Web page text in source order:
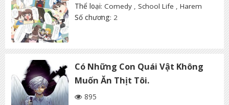
Thể loại: Comedy , School Life , Harem
Số chương: 2
Có Những Con Quái Vật Không
Muốn Ăn Thịt Tôi.
895